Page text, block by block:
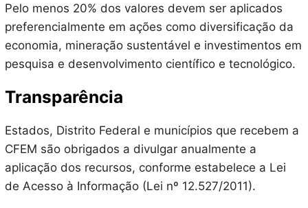
Pelo menos 20% dos valores devem ser aplicados
preferencialmente em ações como diversificação da
economia, mineração sustentável e investimentos em
pesquisa e desenvolvimento científico e tecnológico.
Transparência
Estados, Distrito Federal e municípios que recebem a
CFEM são obrigados a divulgar anualmente a
aplicação dos recursos, conforme estabelece a Lei
de Acesso à Informação (Lei nº 12.527/2011).